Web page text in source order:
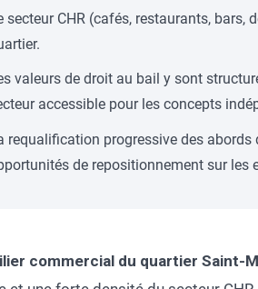
secteur CHR (cafés, restaurants,
valeurs de droit au bail y sont
accessible pour les concepts
requalification progressive des
de repositionnement sur les
commercial du quartier Saint-